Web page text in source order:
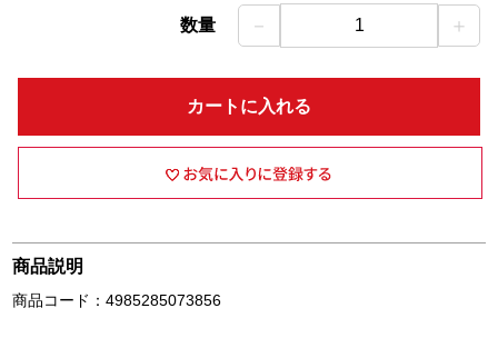
数量 － 1 ＋
カートに入れる
商品説明
商品コード：4985285073856